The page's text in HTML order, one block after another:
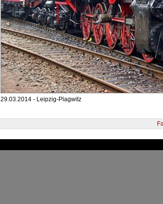
29.03.2014 - Leipzig-Plagwitz